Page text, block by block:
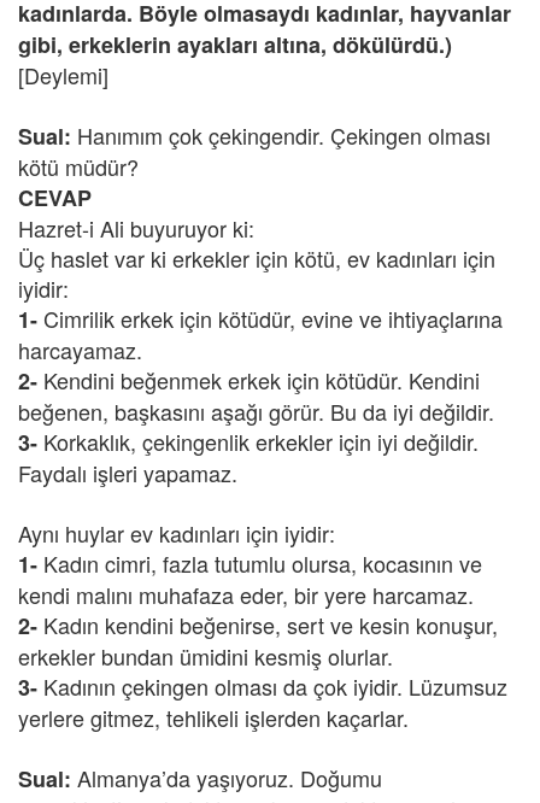
kadınlarda. Böyle olmasaydı kadınlar, hayvanlar
gibi, erkeklerin ayakları altına, dökülürdü.)
[Deylemi]
Sual: Hanımım çok çekingendir. Çekingen olması
kötü müdür?
CEVAP
Hazret-i Ali buyuruyor ki:
Üç haslet var ki erkekler için kötü, ev kadınları için
iyidir:
1- Cimrilik erkek için kötüdür, evine ve ihtiyaçlarına
harcayamaz.
2- Kendini beğenmek erkek için kötüdür. Kendini
beğenen, başkasını aşağı görür. Bu da iyi değildir.
3- Korkaklık, çekingenlik erkekler için iyi değildir.
Faydalı işleri yapamaz.
Aynı huylar ev kadınları için iyidir:
1- Kadın cimri, fazla tutumlu olursa, kocasının ve
kendi malını muhafaza eder, bir yere harcamaz.
2- Kadın kendini beğenirse, sert ve kesin konuşur,
erkekler bundan ümidini kesmiş olurlar.
3- Kadının çekingen olması da çok iyidir. Lüzumsuz
yerlere gitmez, tehlikeli işlerden kaçarlar.
Sual: Almanya’da yaşıyoruz. Doğumu